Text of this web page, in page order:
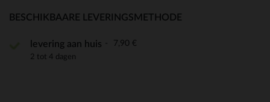
BESCHIKBAARE LEVERINGSMETHODE
levering aan huis 7,90 €
2 tot 4 dagen